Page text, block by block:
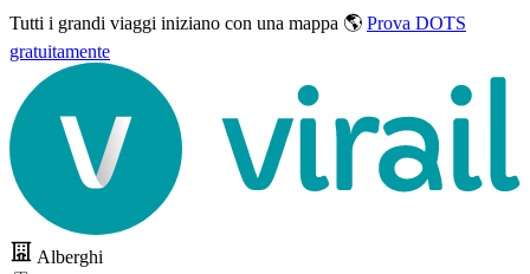
Tutti i grandi viaggi iniziano con una mappa 🌎 Prova DOTS
gratuitamente
Alberghi